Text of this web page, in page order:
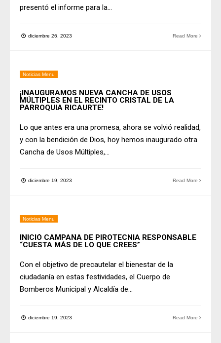
presentó el informe para la...
diciembre 26, 2023 Read More
Noticias Menu
¡INAUGURAMOS NUEVA CANCHA DE USOS
MÚLTIPLES EN EL RECINTO CRISTAL DE LA
PARROQUIA RICAURTE!
Lo que antes era una promesa, ahora se volvió realidad,
y con la bendición de Dios, hoy hemos inaugurado otra
Cancha de Usos Múltiples,...
diciembre 19, 2023 Read More
Noticias Menu
INICIÓ CAMPAÑA DE PIROTECNIA RESPONSABLE
“CUESTA MÁS DE LO QUE CREES”
Con el objetivo de precautelar el bienestar de la
ciudadanía en estas festividades, el Cuerpo de
Bomberos Municipal y Alcaldía de...
diciembre 19, 2023 Read More